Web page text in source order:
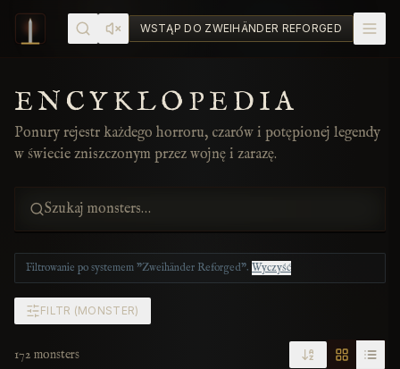
Skip to content
WSTĄP DO ZWEIHÄNDER REFORGED
ENCYKLOPEDIA
Ponury rejestr każdego horroru, czarów i potępionej legendy
w świecie zniszczonym przez wojnę i zarazę.
Filtrowanie po systemem "Zweihänder Reforged". Wyczyść
FILTR (MONSTER)
172 monsters